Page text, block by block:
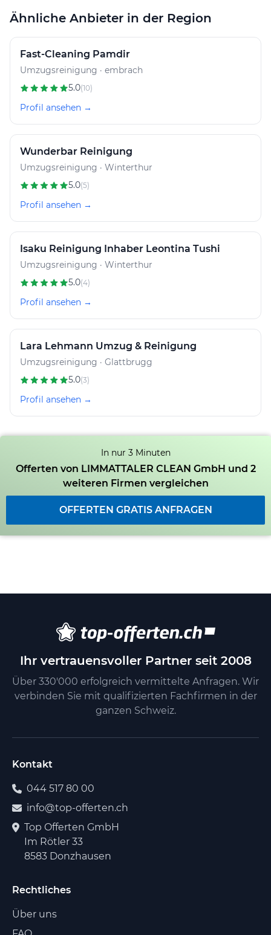
Ähnliche Anbieter in der Region
Fast-Cleaning Pamdir
Umzugsreinigung · embrach
5.0(10)
Profil ansehen →
Wunderbar Reinigung
Umzugsreinigung · Winterthur
5.0(5)
Profil ansehen →
Isaku Reinigung Inhaber Leontina Tushi
Umzugsreinigung · Winterthur
5.0(4)
Profil ansehen →
Lara Lehmann Umzug & Reinigung
Umzugsreinigung · Glattbrugg
5.0(3)
Profil ansehen →
In nur 3 Minuten
Offerten von LIMMATTALER CLEAN GmbH und 2
weiteren Firmen vergleichen
OFFERTEN GRATIS ANFRAGEN
Ihr vertrauensvoller Partner seit 2008
Über 330'000 erfolgreich vermittelte Anfragen. Wir
verbinden Sie mit qualifizierten Fachfirmen in der
ganzen Schweiz.
Kontakt
044 517 80 00
info@top-offerten.ch
Top Offerten GmbH
Im Rötler 33
8583 Donzhausen
Rechtliches
Über uns